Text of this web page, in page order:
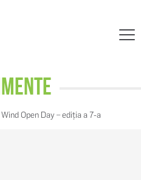
Wind Open Day – ediția a 7-a